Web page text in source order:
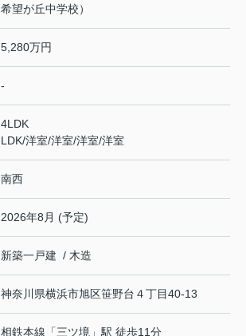
希望が丘中学校）
5,280万円
-
4LDK
LDK/洋室/洋室/洋室/洋室
南西
2026年8月 (予定)
新築一戸建 / 木造
神奈川県横浜市旭区笹野台 ４丁目40-13
相鉄本線 「三ツ境 」駅 徒歩11分